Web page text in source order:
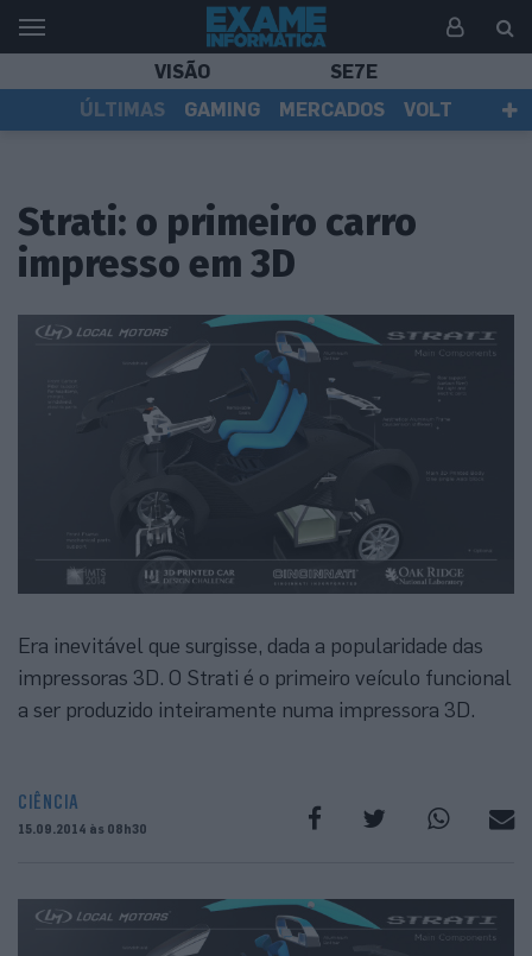
VISÃO
SE7E
ÚLTIMAS
GAMING MERCADOS
VOLT
Strati: o primeiro carro
impresso em 3D
Era inevitável que surgisse, dada a popularidade das
impressoras 3D. O Strati é o primeiro veículo funcional
a ser produzido inteiramente numa impressora 3D.
CIÊNCIA
15.09.2014 às 08h30